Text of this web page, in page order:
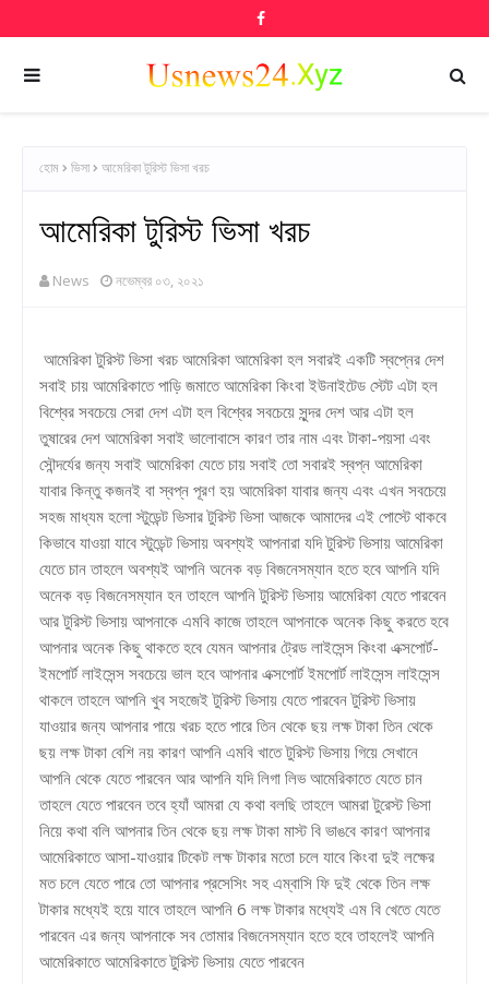
হোম ভিসা আমেরিকা টুরিস্ট ভিসা খরচ
আমেরিকা টুরিস্ট ভিসা খরচ
News নভেম্বর ০৩, ২০২১
আমেরিকা টুরিস্ট ভিসা খরচ আমেরিকা আমেরিকা হল সবারই একটি স্বপ্নের দেশ
সবাই চায় আমেরিকাতে পাড়ি জমাতে আমেরিকা কিংবা ইউনাইটেড স্টেট এটা হল
বিশ্বের সবচেয়ে সেরা দেশ এটা হল বিশ্বের সবচেয়ে সুন্দর দেশ আর এটা হল
তুষারের দেশ আমেরিকা সবাই ভালোবাসে কারণ তার নাম এবং টাকা-পয়সা এবং
সৌন্দর্যের জন্য সবাই আমেরিকা যেতে চায় সবাই তো সবারই স্বপ্ন আমেরিকা
যাবার কিন্তু কজনই বা স্বপ্ন পূরণ হয় আমেরিকা যাবার জন্য এবং এখন সবচেয়ে
সহজ মাধ্যম হলো স্টুডেন্ট ভিসার টুরিস্ট ভিসা আজকে আমাদের এই পোস্টে থাকবে
কিভাবে যাওয়া যাবে স্টুডেন্ট ভিসায় অবশ্যই আপনারা যদি টুরিস্ট ভিসায় আমেরিকা
যেতে চান তাহলে অবশ্যই আপনি অনেক বড় বিজনেসম্যান হতে হবে আপনি যদি
অনেক বড় বিজনেসম্যান হন তাহলে আপনি টুরিস্ট ভিসায় আমেরিকা যেতে পারবেন
আর টুরিস্ট ভিসায় আপনাকে এমবি কাজে তাহলে আপনাকে অনেক কিছু করতে হবে
আপনার অনেক কিছু থাকতে হবে যেমন আপনার ট্রেড লাইসেন্স কিংবা এক্সপোর্ট-
ইমপোর্ট লাইসেন্স সবচেয়ে ভাল হবে আপনার এক্সপোর্ট ইমপোর্ট লাইসেন্স লাইসেন্স
থাকলে তাহলে আপনি খুব সহজেই টুরিস্ট ভিসায় যেতে পারবেন টুরিস্ট ভিসায়
যাওয়ার জন্য আপনার পায়ে খরচ হতে পারে তিন থেকে ছয় লক্ষ টাকা তিন থেকে
ছয় লক্ষ টাকা বেশি নয় কারণ আপনি এমবি খাতে টুরিস্ট ভিসায় গিয়ে সেখানে
আপনি থেকে যেতে পারবেন আর আপনি যদি লিগা লিভ আমেরিকাতে যেতে চান
তাহলে যেতে পারবেন তবে হ্যাঁ আমরা যে কথা বলছি তাহলে আমরা টুরেস্ট ভিসা
নিয়ে কথা বলি আপনার তিন থেকে ছয় লক্ষ টাকা মাস্ট বি ভাঙবে কারণ আপনার
আমেরিকাতে আসা-যাওয়ার টিকেট লক্ষ টাকার মতো চলে যাবে কিংবা দুই লক্ষের
মত চলে যেতে পারে তো আপনার প্রসেসিং সহ এম্বাসি ফি দুই থেকে তিন লক্ষ
টাকার মধ্যেই হয়ে যাবে তাহলে আপনি 6 লক্ষ টাকার মধ্যেই এম বি খেতে যেতে
পারবেন এর জন্য আপনাকে সব তোমার বিজনেসম্যান হতে হবে তাহলেই আপনি
আমেরিকাতে আমেরিকাতে টুরিস্ট ভিসায় যেতে পারবেন